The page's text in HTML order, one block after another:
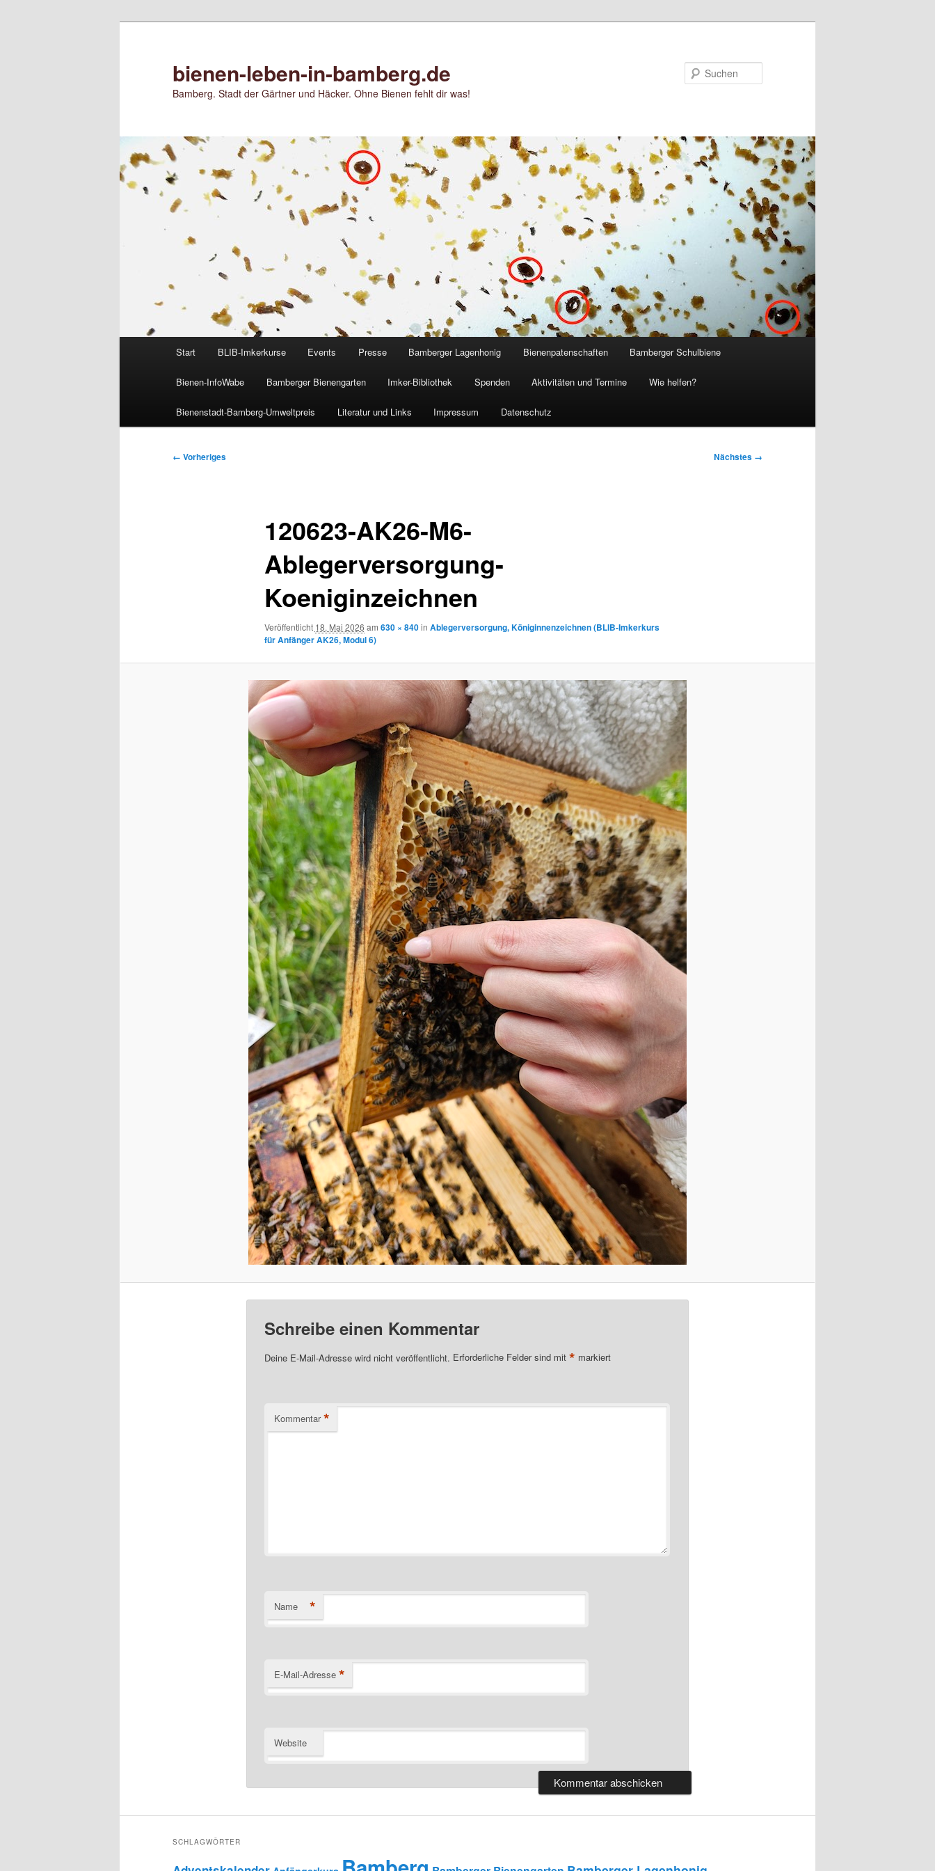
bienen-leben-in-bamberg.de
Bamberg. Stadt der Gärtner und Häcker. Ohne Bienen fehlt dir was!
Start BLIB-Imkerkurse Events Presse Bamberger Lagenhonig Bienenpatenschaften Bamberger Schulbiene
Bienen-InfoWabe Bamberger Bienengarten Imker-Bibliothek Spenden Aktivitäten und Termine Wie helfen?
Bienenstadt-Bamberg-Umweltpreis Literatur und Links Impressum Datenschutz
Bilder-
← Vorheriges Nächstes →
120623-AK26-M6-
Ablegerversorgung-
Koeniginzeichnen
Veröffentlicht 18. Mai 2026 am 630 × 840in Ablegerversorgung, Königinnenzeichnen (BLIB-Imkerkurs
für Anfänger AK26, Modul 6)
Schreibe einen Kommentar
Deine E-Mail-Adresse wird nicht veröffentlicht. Erforderliche Felder sind mit * markiert
Kommentar *
Name *
E-Mail-Adresse *
Website
SCHLAGWÖRTER